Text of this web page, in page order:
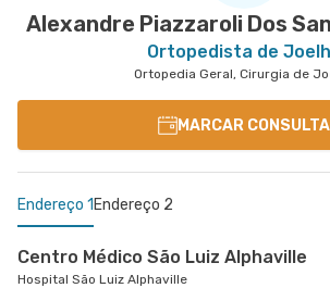
Alexandre Piazzaroli Dos
Ortopedista de
Ortopedia Geral, Cirurgia de
MARCAR CONSULTA
Endereço 1 Endereço 2
Centro Médico São Luiz Alphaville
Hospital São Luiz Alphaville